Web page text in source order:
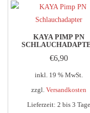
KAYA PIMP PN
€6,90
inkl. 19 % MwSt.
zzgl.Versandkosten
Lieferzeit:2 bis 3 Tage